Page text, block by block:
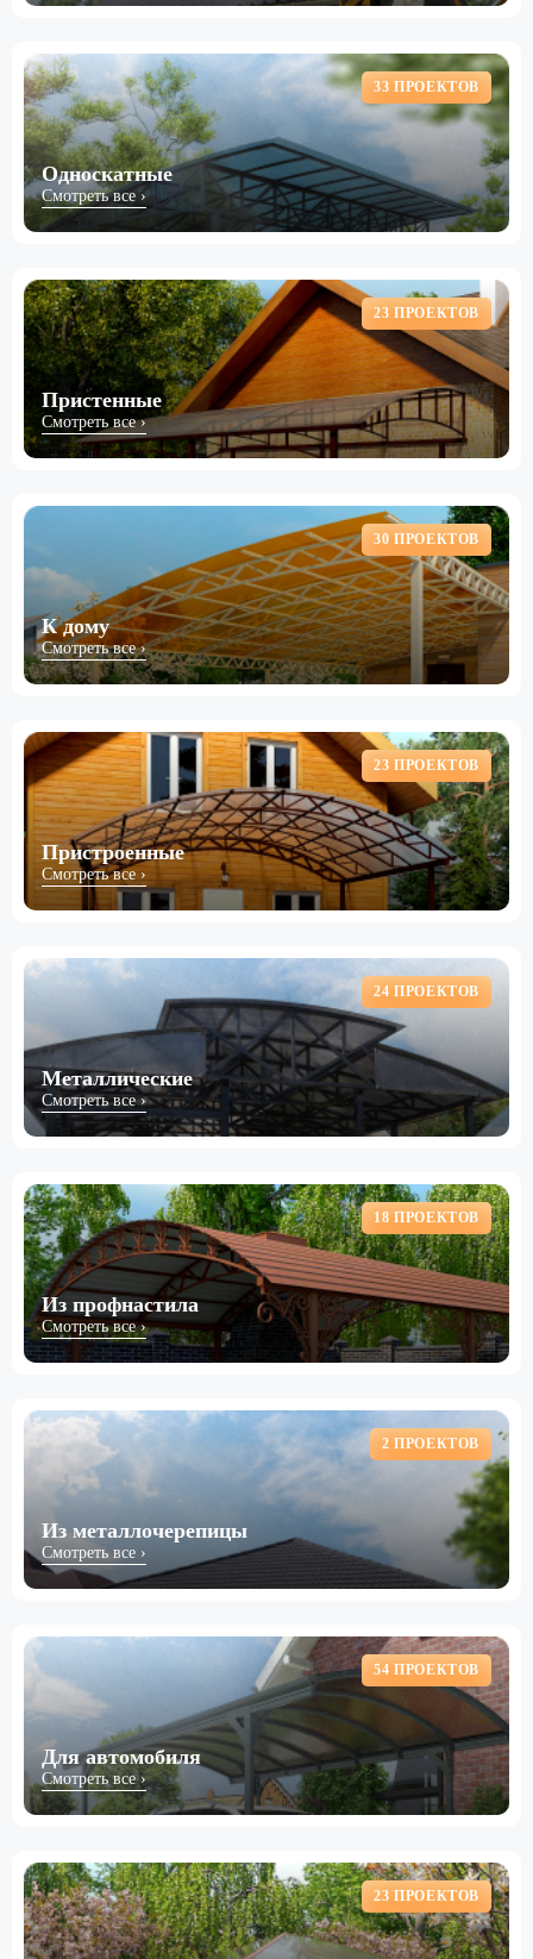
Односкатные
Смотреть все ›
33 ПРОЕКТОВ
Пристенные
Смотреть все ›
23 ПРОЕКТОВ
К дому
Смотреть все ›
30 ПРОЕКТОВ
Пристроенные
Смотреть все ›
23 ПРОЕКТОВ
Металлические
Смотреть все ›
24 ПРОЕКТОВ
Из профнастила
Смотреть все ›
18 ПРОЕКТОВ
Из металлочерепицы
Смотреть все ›
2 ПРОЕКТОВ
Для автомобиля
Смотреть все ›
54 ПРОЕКТОВ
23 ПРОЕКТОВ